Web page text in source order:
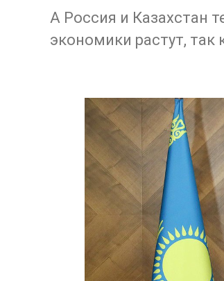
А Россия и Казахстан
экономики растут,